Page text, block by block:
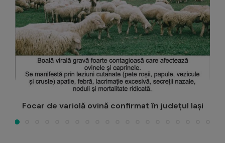
Un copil nu stă în calea visurilor sau a carierei